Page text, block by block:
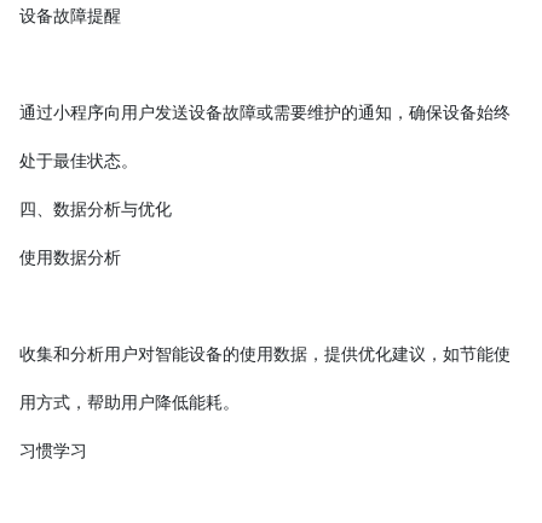
设备故障提醒
通过小程序向用户发送设备故障或需要维护的通知，确保设备始终
处于最佳状态。
四、数据分析与优化
使用数据分析
收集和分析用户对智能设备的使用数据，提供优化建议，如节能使
用方式，帮助用户降低能耗。
习惯学习